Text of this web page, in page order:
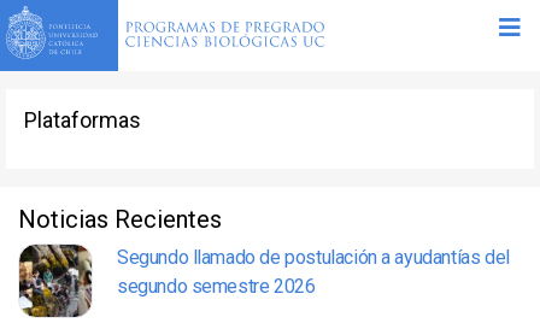
Plataformas
Noticias Recientes
Segundo llamado de postulación a ayudantías del
segundo semestre 2026